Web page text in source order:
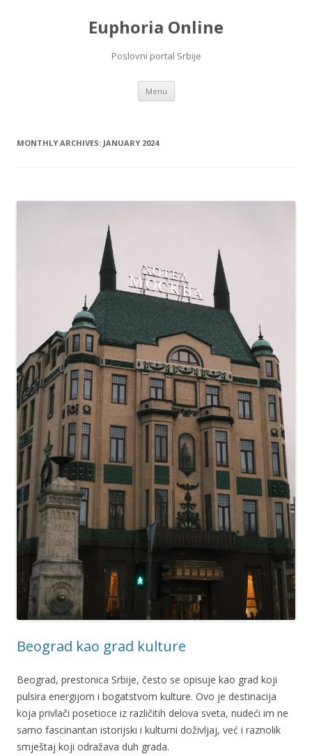
Euphoria Online
Poslovni portal Srbije
Menu Skip
content
MONTHLY ARCHIVES: JANUARY 2024
Beograd kao grad kulture
Beograd, prestonica Srbije, često se opisuje kao grad koji
pulsira energijom i bogatstvom kulture. Ovo je destinacija
koja privlači posetioce iz različitih delova sveta, nudeći im ne
samo fascinantan istorijski i kulturni doživljaj, već i raznolik
smještaj koji odražava duh grada.